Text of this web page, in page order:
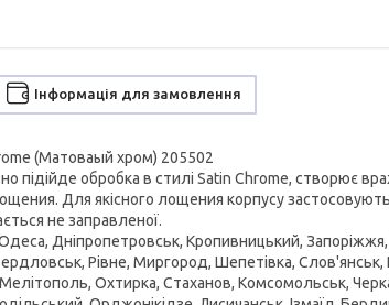
Інформація для замовлення
(Матоваый хром) 205502
підійде обробка в стилі Satin Chrome, створює
Для якісного лощения корпусу
не заправленої.
Дніпропетровськ, Кропивницький, Запоріжжя,
Рівне, Миргород, Шепетівка, Слов'янськ,
Охтирка, Стаханов, Комсомольськ,